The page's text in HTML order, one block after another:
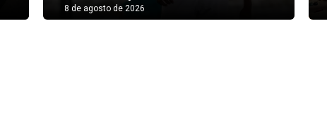
8 de agosto de 2026